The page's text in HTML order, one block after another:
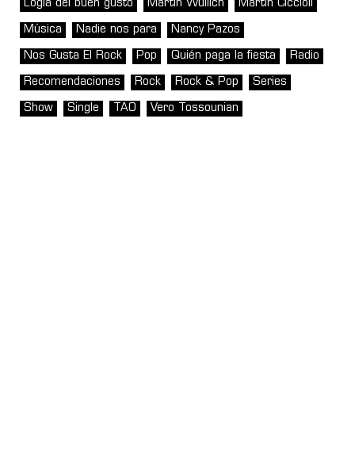
Logia del buen gusto Martin Wullich Martín Ciccioli
Música Nadie nos para Nancy Pazos
Nos Gusta El Rock Pop Quién paga la fiesta Radio
Recomendaciones Rock Rock & Pop Series
Show Single TAO Vero Tossounian